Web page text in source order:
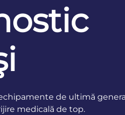
de ultimă
medicală de top.